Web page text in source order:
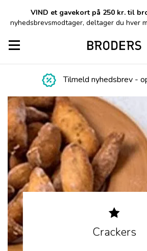
VIND et gavekort på 250 kr. til
nyhedsbrevsmodtager, deltager du hver
Toggle navigation
Tilmeld nyhedsbrev -
Crackers